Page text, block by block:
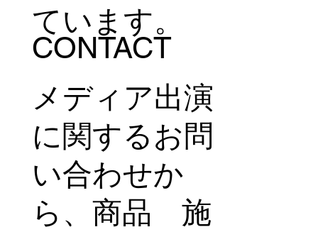
ています。
CONTACT
メディア出演
に関するお問
い合わせか
ら、商品 施